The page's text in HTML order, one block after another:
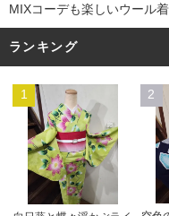
MIXコーデも楽しいウール
ランキング
1 2